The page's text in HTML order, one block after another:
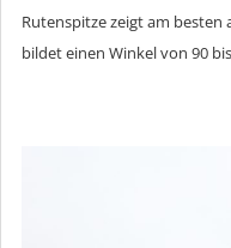
Rutenspitze zeigt am besten
bildet einen Winkel von 90